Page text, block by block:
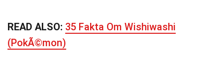
READ ALSO: 35 Fakta Om Wishiwashi
(PokÃ©mon)